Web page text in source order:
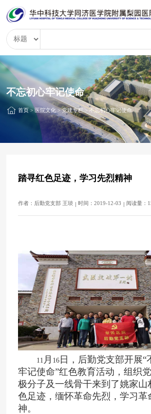
不忘初心牢记使命
首页>医院文化>党建专栏 >不忘初心牢记使命
踏寻红色足迹，学习先烈精神
作者：后勤党支部 王琰 时间：2019-12-03 阅读量：
11 月 16日，后勤党支部开展“
牢记使命”红色教育活动，组织
极分子及一线骨干来到了姚家山
色足迹，缅怀革命先烈，学习革
神。